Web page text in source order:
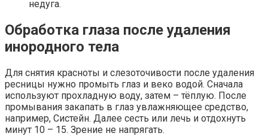
недуга.
Обработка глаза после удаления
инородного тела
Для снятия красноты и слезоточивости после удаления
ресницы нужно промыть глаз и веко водой. Сначала
используют прохладную воду, затем – тёплую. После
промывания закапать в глаз увлажняющее средство,
например, Систейн. Далее сесть или лечь и отдохнуть
минут 10 – 15. Зрение не напрягать.